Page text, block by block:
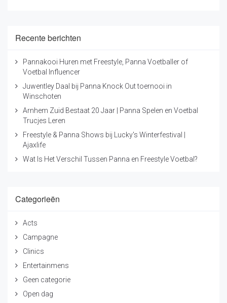
Recente berichten
Pannakooi Huren met Freestyle, Panna Voetballer of
Voetbal Influencer
Juwentley Daal bij Panna Knock Out toernooi in
Winschoten
Arnhem Zuid Bestaat 20 Jaar | Panna Spelen en Voetbal
Trucjes Leren
Freestyle & Panna Shows bij Lucky's Winterfestival |
Ajaxlife
Wat Is Het Verschil Tussen Panna en Freestyle Voetbal?
Categorieën
Acts
Campagne
Clinics
Entertainmens
Geen categorie
Open dag